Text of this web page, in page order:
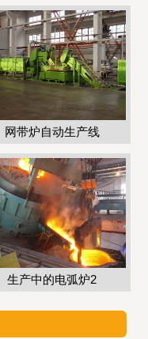
网带炉自动生产线
生产中的电弧炉2